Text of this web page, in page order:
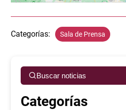
Categorías: Sala de Prensa
Buscar noticias
Categorías